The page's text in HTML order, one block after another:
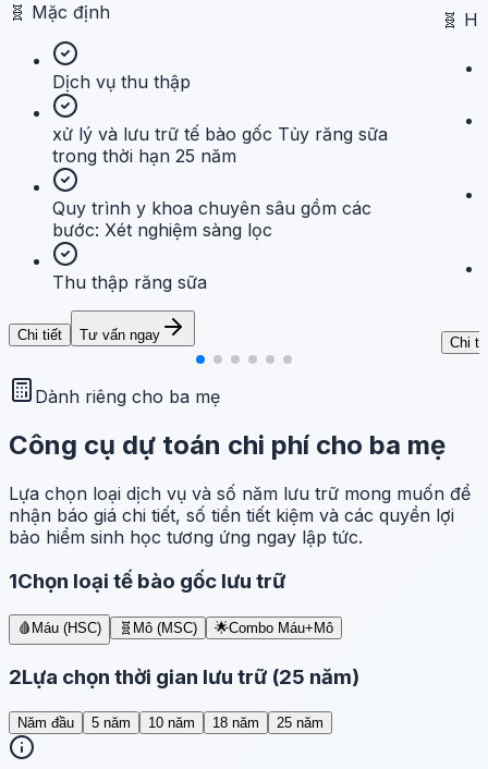
🧬 Mặc định
Dịch vụ thu thập
xử lý và lưu trữ tế bào gốc Tủy răng sữa
trong thời hạn 25 năm
Quy trình y khoa chuyên sâu gồm các
bước: Xét nghiệm sàng lọc
Thu thập răng sữa
Chi tiết Tư vấn ngay
🧬
Chi
Dành riêng cho ba mẹ
Công cụ dự toán chi phí cho ba mẹ
Lựa chọn loại dịch vụ và số năm lưu trữ mong muốn để
nhận báo giá chi tiết, số tiền tiết kiệm và các quyền lợi
bảo hiểm sinh học tương ứng ngay lập tức.
1Chọn loại tế bào gốc lưu trữ
🩸 Máu (HSC) 🧬 Mô (MSC) 🌟Combo Máu+Mô
2Lựa chọn thời gian lưu trữ (25 năm)
Năm đầu 5 năm 10 năm 18 năm 25 năm